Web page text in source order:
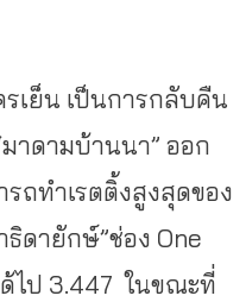
รเย็น เป็นการกลับคืน
าดามบ้านนา” ออก
ถทำเรตติ้งสูงสุดของ
ธิดายักษ์”ช่อง One
ไป 3.447 ในขณะที่